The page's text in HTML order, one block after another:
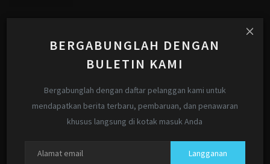
BERGABUNGLAH DENGAN
BULETIN KAMI
Bergabunglah dengan daftar pelanggan kami untuk
mendapatkan berita terbaru, pembaruan, dan penawaran
khusus langsung di kotak masuk Anda
Langganan
Kapolsek & Kanitres Polsek Serbalawan Sudah
Membuktikan...
Polemik Anggaran Media Kampar, LPKKI Tegaskan
Rp5 Miliar...